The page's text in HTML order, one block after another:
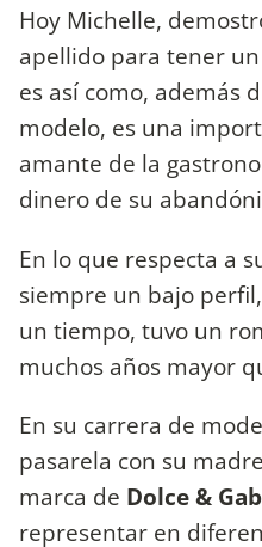
Hoy Michelle,
apellido para tener
es así como, además
modelo, es una
amante de la
dinero de su
En lo que respecta a
siempre un bajo
un tiempo, tuvo un
muchos años mayor
En su carrera de
pasarela con su
marca de Dolce &
representar en